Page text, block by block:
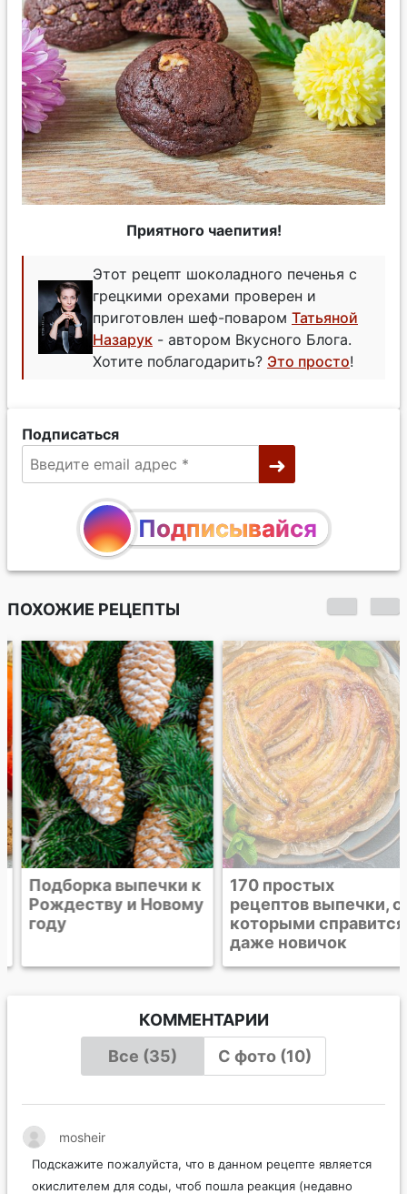
Приятного чаепития!
Этот рецепт шоколадного печенья с
грецкими орехами проверен и
приготовлен шеф-поваром Татьяной
Назарук - автором Вкусного Блога.
Хотите поблагодарить? Это просто!
Подписаться
Подписывайся
ПОХОЖИЕ РЕЦЕПТЫ
Подборка выпечки к
Рождеству и Новому
году
170 простых
рецептов выпечки, с
которыми справится
даже новичок
КОММЕНТАРИИ
Все (35)
С фото (10)
mosheir
Подскажите пожалуйста, что в данном рецепте является
окислителем для соды, чтоб пошла реакция (недавно